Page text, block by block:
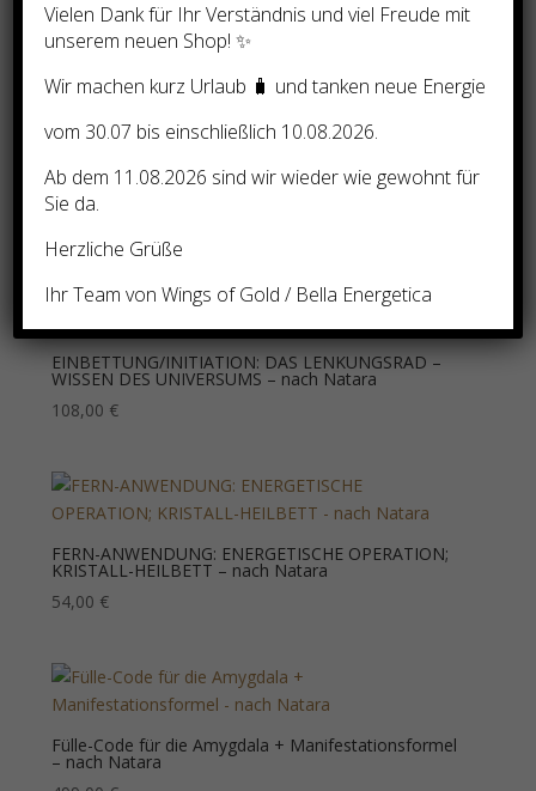
EINBETTUNG/INITIATION: DAS LENKUNGSRAD –
WISSEN DES UNIVERSUMS – nach Natara
108,00 €
FERN-ANWENDUNG: ENERGETISCHE OPERATION;
KRISTALL-HEILBETT – nach Natara
54,00 €
Fülle-Code für die Amygdala + Manifestationsformel
– nach Natara
Vielen Dank für Ihr Verständnis und viel Freude mit
unserem neuen Shop! ✨
Wir machen kurz Urlaub 🧳 und tanken neue Energie
vom 30.07 bis einschließlich 10.08.2026.
Ab dem 11.08.2026 sind wir wieder wie gewohnt für
Sie da.
Herzliche Grüße
Ihr Team von Wings of Gold / Bella Energetica